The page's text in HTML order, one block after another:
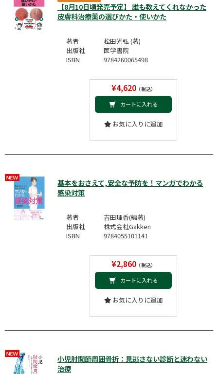
【8月10日頃発売予定】 誰も教えてくれなかった
皮膚科治療薬の選びかた・使いかた
著者
松田光弘 (著)
出版社
医学書院
ISBN
9784260065498
¥4,620（税込）
カートに入れる
お気に入りに追加
基本をおさえて,安全な予防を！マンガでわかる
感染対策
著者
吉田理香(編著)
出版社
株式会社Gakken
ISBN
9784055101141
¥2,860（税込）
カートに入れる
お気に入りに追加
小児肘関節周囲骨折：見逃さない診断と迷わない
治療